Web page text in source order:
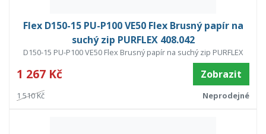
Flex D150-15 PU-P100 VE50 Flex Brusný papír na
suchý zip PURFLEX 408.042
D150-15 PU-P100 VE50 Flex Brusný papír na suchý zip PURFLEX
1 267 Kč Zobrazit
1 510 Kč Neprodejné